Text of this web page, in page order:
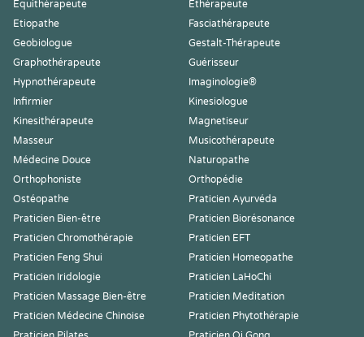
Equithérapeute
Ethérapeute
Etiopathe
Fasciathérapeute
Geobiologue
Gestalt-Thérapeute
Graphothérapeute
Guérisseur
Hypnothérapeute
Imaginologie®
Infirmier
Kinesiologue
Kinesithérapeute
Magnetiseur
Masseur
Musicothérapeute
Médecine Douce
Naturopathe
Orthophoniste
Orthopédie
Ostéopathe
Praticien Ayurvéda
Praticien Bien-être
Praticien Biorésonance
Praticien Chromothérapie
Praticien EFT
Praticien Feng Shui
Praticien Homeopathe
Praticien Iridologie
Praticien LaHoChi
Praticien Massage Bien-être
Praticien Meditation
Praticien Médecine Chinoise
Praticien Phytothérapie